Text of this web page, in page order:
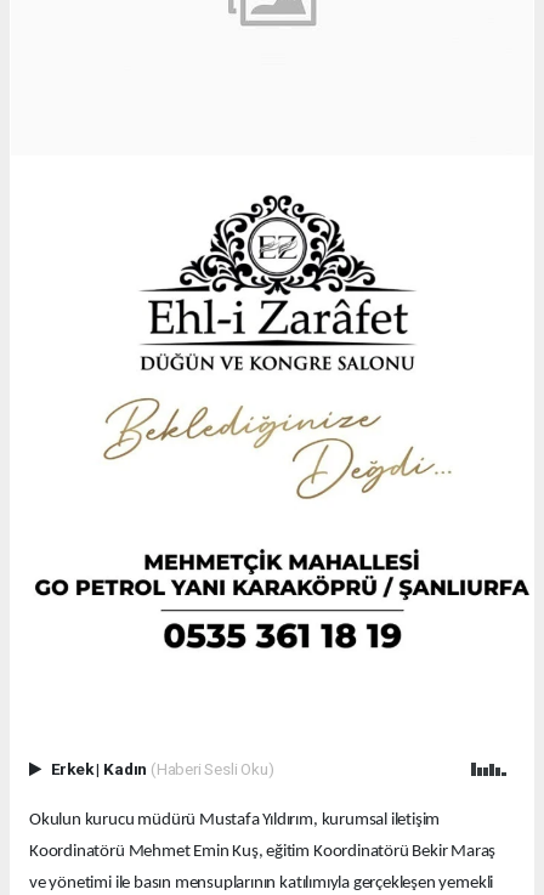
Erkek| Kadın (Haberi Sesli Oku)
Okulun kurucu müdürü Mustafa Yıldırım, kurumsal iletişim
Koordinatörü Mehmet Emin Kuş, eğitim Koordinatörü Bekir Maraş
ve yönetimi ile basın mensuplarının katılımıyla gerçekleşen yemekli